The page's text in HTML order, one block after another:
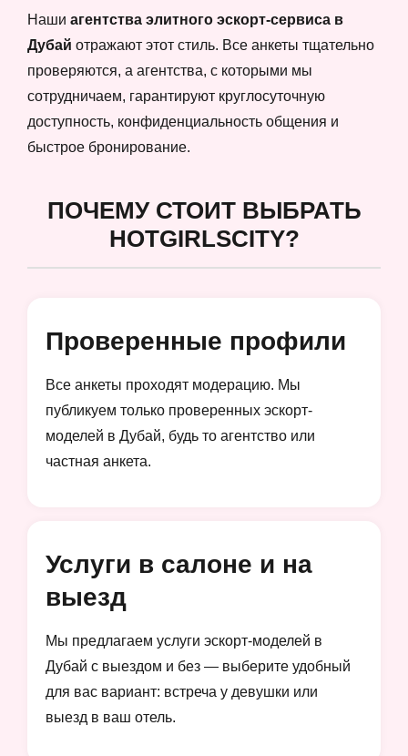
Наши агентства элитного эскорт-сервиса в
Дубай отражают этот стиль. Все анкеты тщательно
проверяются, а агентства, с которыми мы
сотрудничаем, гарантируют круглосуточную
доступность, конфиденциальность общения и
быстрое бронирование.
ПОЧЕМУ СТОИТ ВЫБРАТЬ
HOTGIRLSCITY?
Проверенные профили
Все анкеты проходят модерацию. Мы
публикуем только проверенных эскорт-
моделей в Дубай, будь то агентство или
частная анкета.
Услуги в салоне и на
выезд
Мы предлагаем услуги эскорт-моделей в
Дубай с выездом и без — выберите удобный
для вас вариант: встреча у девушки или
выезд в ваш отель.